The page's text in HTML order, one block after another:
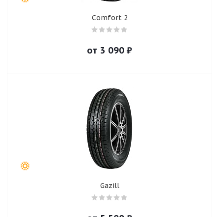
Comfort 2
от 3 090 ₽
Gazill